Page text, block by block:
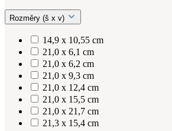
Rozměry (š x v)
14,9 x 10,55 cm
21,0 x 6,1 cm
21,0 x 6,2 cm
21,0 x 9,3 cm
21,0 x 12,4 cm
21,0 x 15,5 cm
21,0 x 21,7 cm
21,3 x 15,4 cm